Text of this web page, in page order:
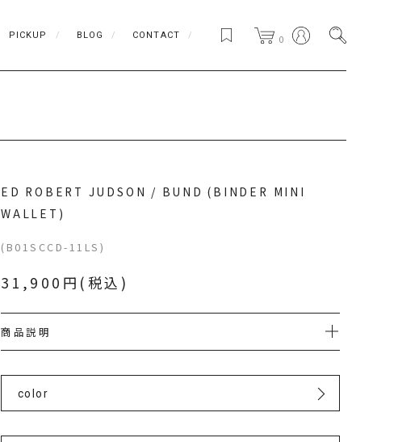
PICKUP BLOG CONTACT 0
ED ROBERT JUDSON / BUND (BINDER MINI
WALLET)
(B01SCCD-11LS)
31,900円(税込)
商品説明
color